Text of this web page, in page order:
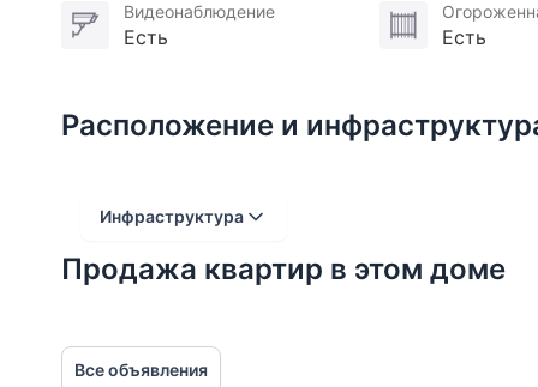
Юридически чистая продажа:
Если вы ищете готовую функциональную
адекватную цену - этот лот стоит увидеть.
Участник ассоциации AREA.
Видеонаблюдение
Есть Есть
Расположение и
Инфраструктура
Расстояние от объекта
Продажа квартир в этом доме
Все объявления